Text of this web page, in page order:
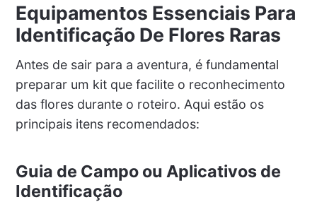
Equipamentos Essenciais Para
Identificação De Flores Raras
Antes de sair para a aventura, é fundamental
preparar um kit que facilite o reconhecimento
das flores durante o roteiro. Aqui estão os
principais itens recomendados:
Guia de Campo ou Aplicativos de
Identificação